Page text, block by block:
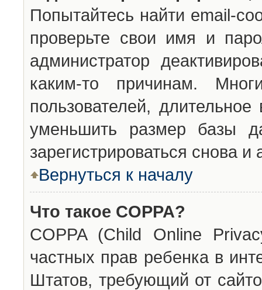
Попытайтесь найти email-
проверьте свои имя и
администратор
каким-то причинам.
пользователей,
уменьшить размер базы
зарегистрироваться снова и
Вернуться к началу
Что такое COPPA?
COPPA (Child Online
частных прав ребенка в
Штатов, требующий от